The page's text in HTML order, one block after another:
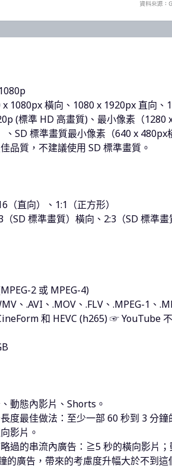
1080px 橫向、1080 x 1920px 直向、
(標準 HD 高畫質)、最小像素（1280
、SD 標準畫質最小像素（640 x
品質，不建議使用 SD 標準畫質。
直向）、1:1（正方形）
SD 標準畫質）橫向、2:3（SD 標準
2 或 MPEG-4)
、.AVI、.MOV、.FLV、.MPEG-1、
和 HEVC (h265) ☞ YouTube
動態內影片、Shorts。
度最佳做法：至少一部 60 秒到 3 分
影片。
過的串流內廣告：≧5 秒的橫向影片
的廣告，帶來的考慮度升幅大於不到